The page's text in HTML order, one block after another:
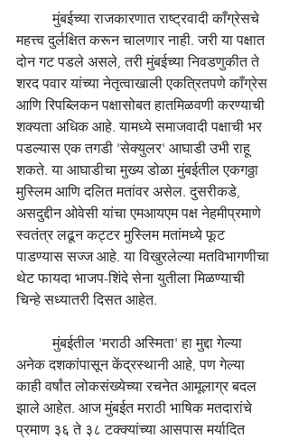
	मुंबईच्या राजकारणात राष्ट्रवादी काँग्रेसचे
महत्त्व दुर्लक्षित करून चालणार नाही. जरी या पक्षात
दोन गट पडले असले, तरी मुंबईच्या निवडणुकीत ते
शरद पवार यांच्या नेतृत्वाखाली एकत्रितपणे काँग्रेस
आणि रिपब्लिकन पक्षासोबत हातमिळवणी करण्याची
शक्यता अधिक आहे. यामध्ये समाजवादी पक्षाची भर
पडल्यास एक तगडी 'सेक्युलर' आघाडी उभी राहू
शकते. या आघाडीचा मुख्य डोळा मुंबईतील एकगठ्ठा
मुस्लिम आणि दलित मतांवर असेल. दुसरीकडे,
असदुद्दीन ओवेसी यांचा एमआयएम पक्ष नेहमीप्रमाणे
स्वतंत्र लढून कट्टर मुस्लिम मतांमध्ये फूट
पाडण्यास सज्ज आहे. या विखुरलेल्या मतविभागणीचा
थेट फायदा भाजप-शिंदे सेना युतीला मिळण्याची
चिन्हे सध्यातरी दिसत आहेत.
	मुंबईतील 'मराठी अस्मिता' हा मुद्दा गेल्या
अनेक दशकांपासून केंद्रस्थानी आहे, पण गेल्या
काही वर्षांत लोकसंख्येच्या रचनेत आमूलाग्र बदल
झाले आहेत. आज मुंबईत मराठी भाषिक मतदारांचे
प्रमाण ३६ ते ३८ टक्क्यांच्या आसपास मर्यादित